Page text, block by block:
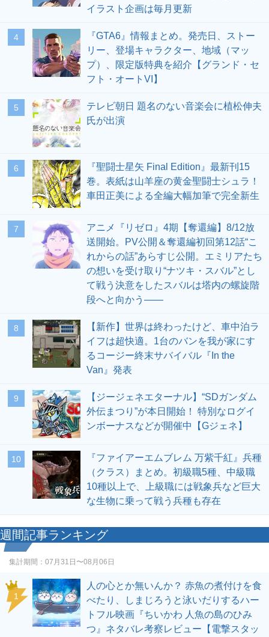
イラスト企画は毎月更新
4
『GTA6』情報まとめ。発売日、ストー
リー、登場キャラクター、地域（マッ
プ）、限定版特典を紹介【グランド・セ
フト・オートVI】
5
テレビ朝日 題名のない音楽会に植松伸夫
氏が出演
6
『聖闘士星矢 Final Edition』最新刊15
巻。表紙は山羊座の黄金聖闘士シュラ！
車田正美による全編大幅加筆で完全新生
7
アニメ『リゼロ』4期【奪還編】8/12放
送開始。PV公開＆奪還編初回第12話“こ
れからの話”あらすじ公開。エミリアたち
の想いを受け取り“ナツキ・スバル”とし
て戦う決意をしたスバルは塔内の螺旋階
段へと向かう――
8
【新作】世界は終わったけど、車中泊ラ
イフは超快適。1台のバンを我が家にす
るコージー終末サバイバル『In the
Van』発表
9
【ジージェネエターナル】“SDガンダム
外伝まつり”が本日開始！ 特別なログイ
ンボーナスなどが開催中【Gジェネ】
10
『ファイアーエムブレム 万紫千紅』兵種
（クラス）まとめ。初級職5種、中級職
10種以上で、上級職には戦象兵など巨大
な生物に乗って戦う兵種も存在
週間記事ランキング
集計期間： 07月31日〜08月06日
1
人の心とか無いんか？ 赤魚の煮付けを食
べたり、しまじろうと泳いだりするハー
トフル映画『ちいかわ 人魚の島のひみ
つ』ネタバレ考察レビュー【電撃スタッ